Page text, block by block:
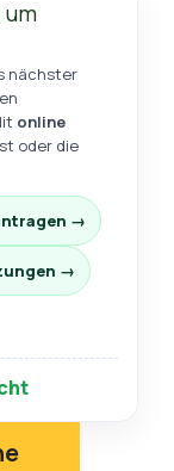
nächster
online
oder die
→
→